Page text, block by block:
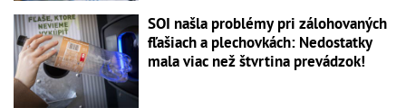
SOI našla problémy pri zálohovaných
fľašiach a plechovkách: Nedostatky
mala viac než štvrtina prevádzok!